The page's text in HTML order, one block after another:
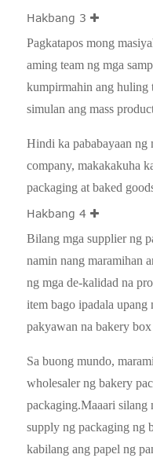
Hakbang 3
Pagkatapos mong
aming team ng mga
kumpirmahin ang huling
simulan ang mass
Hindi ka pababayaan ng
company, makakakuha
packaging at baked
Hakbang 4
Bilang mga supplier ng
namin nang maramihan
ng mga de-kalidad na
item bago ipadala
pakyawan na bakery box
Sa buong mundo,
wholesaler ng bakery
packaging.Maaari silang
supply ng packaging ng
kabilang ang papel ng